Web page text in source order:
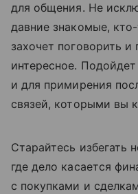
для общения. Не
давние знакомые,
захочет поговорить
интересное.
и для примирения
связей, которыми вы
Старайтесь избегать
где дело касается
с покупками и